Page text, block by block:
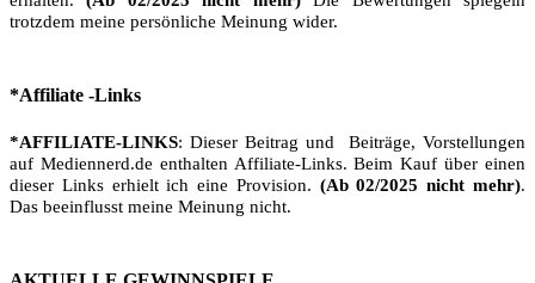
trotzdem meine persönliche Meinung wider.
*Affiliate -Links
*AFFILIATE-LINKS: Dieser Beitrag und Beiträge, Vorstellungen
auf Mediennerd.de enthalten Affiliate-Links. Beim Kauf über einen
dieser Links erhielt ich eine Provision. (Ab 02/2025 nicht mehr).
Das beeinflusst meine Meinung nicht.